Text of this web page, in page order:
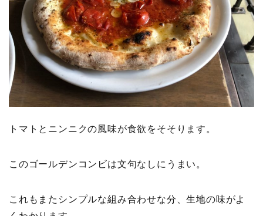
トマトとニンニクの風味が食欲をそそります。
このゴールデンコンビは文句なしにうまい。
これもまたシンプルな組み合わせな分、生地の味がよ